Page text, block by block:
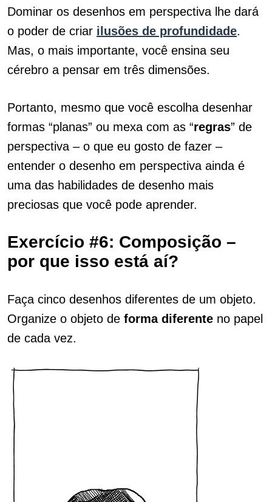
Dominar os desenhos em perspectiva lhe dará
o poder de criar ilusões de profundidade.
Mas, o mais importante, você ensina seu
cérebro a pensar em três dimensões.
Portanto, mesmo que você escolha desenhar
formas “planas” ou mexa com as “regras” de
perspectiva – o que eu gosto de fazer –
entender o desenho em perspectiva ainda é
uma das habilidades de desenho mais
preciosas que você pode aprender.
Exercício #6: Composição –
por que isso está aí?
Faça cinco desenhos diferentes de um objeto.
Organize o objeto de forma diferente no papel
de cada vez.